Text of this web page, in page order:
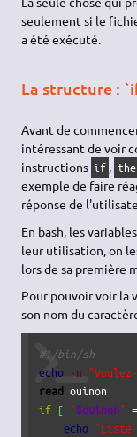
seulement si le
a été exécuté.
La structure :
Avant de
intéressant de voir
instructions if ,
exemple de faire
réponse de
En bash, les
leur utilisation, on
lors de sa première
Pour pouvoir voir la
son nom du
#!/bin/sh
echo -n
read
if [ "$ouinon" =
echo "Liste